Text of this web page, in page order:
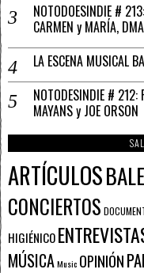
NOTODOESINDIE #
CARMEN y MARÍA,
LA ESCENA MUSICAL
NOTODESINDIE # 212:
MAYANS y JOE ORSON
ARTÍCULOS
CONCIERTOS
HIGIÉNICO
MÚSICAMusic OPINIÓN